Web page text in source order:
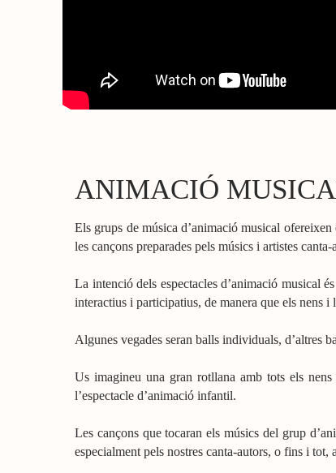
ANIMACIÓ
Els grups de música d’animació musical
les cançons preparades pels músics i artistes canta-
La intenció dels espectacles d’animació musical
interactius i participatius, de manera que els nens
Algunes vegades seran balls individuals, d’altres
Us imagineu una gran rotllana amb tots els
l’espectacle d’animació infantil.
Les cançons que tocaran els músics del grup
especialment pels nostres canta-autors, o fins i tot,